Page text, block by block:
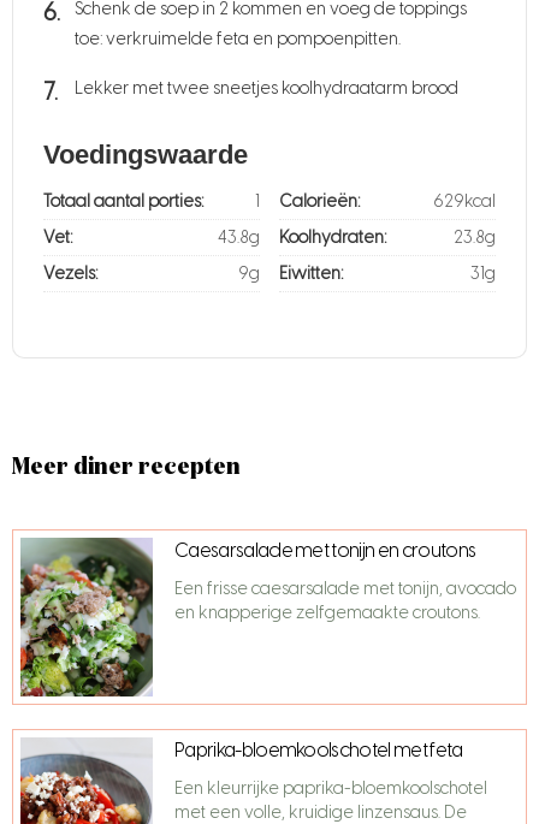
Schenk de soep in 2 kommen en voeg de toppings
toe: verkruimelde feta en pompoenpitten.
Lekker met twee sneetjes koolhydraatarm brood
Voedingswaarde
Totaal aantal porties: 1 Calorieën:
629kcal
Vet:
43.8g Koolhydraten:
23.8g
Vezels:
9g Eiwitten: 31g
Meer diner recepten
Caesarsalade met tonijn en croutons
Een frisse caesarsalade met tonijn, avocado
en knapperige zelfgemaakte croutons.
Paprika-bloemkoolschotel met feta
Een kleurrijke paprika-bloemkoolschotel
met een volle, kruidige linzensaus. De